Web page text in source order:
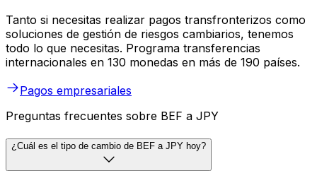
Tanto si necesitas realizar pagos transfronterizos como
soluciones de gestión de riesgos cambiarios, tenemos
todo lo que necesitas. Programa transferencias
internacionales en 130 monedas en más de 190 países.
Pagos empresariales
Preguntas frecuentes sobre BEF a JPY
¿Cuál es el tipo de cambio de BEF a JPY hoy?